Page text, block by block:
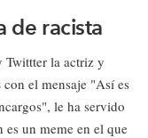
de racista
Twittter la actriz y
con el mensaje "Así es
le ha servido
un meme en el que